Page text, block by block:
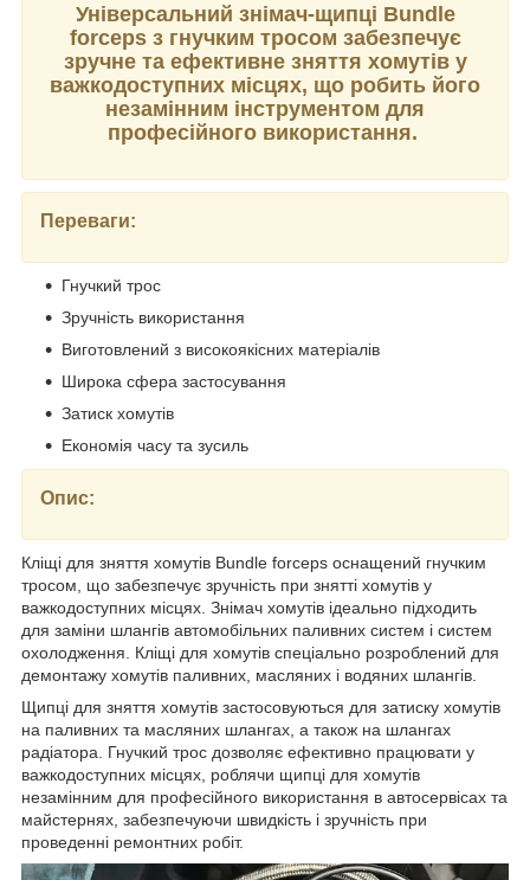
Універсальний знімач-щипці Bundle
forceps з гнучким тросом забезпечує
зручне та ефективне зняття хомутів у
важкодоступних місцях, що робить його
незамінним інструментом для
професійного використання.
Переваги:
Гнучкий трос
Зручність використання
Виготовлений з високоякісних матеріалів
Широка сфера застосування
Затиск хомутів
Економія часу та зусиль
Опис:
Кліщі для зняття хомутів Bundle forceps оснащений гнучким
тросом, що забезпечує зручність при знятті хомутів у
важкодоступних місцях. Знімач хомутів ідеально підходить
для заміни шлангів автомобільних паливних систем і систем
охолодження. Кліщі для хомутів спеціально розроблений для
демонтажу хомутів паливних, масляних і водяних шлангів.
Щипці для зняття хомутів застосовуються для затиску хомутів
на паливних та масляних шлангах, а також на шлангах
радіатора. Гнучкий трос дозволяє ефективно працювати у
важкодоступних місцях, роблячи щипці для хомутів
незамінним для професійного використання в автосервісах та
майстернях, забезпечуючи швидкість і зручність при
проведенні ремонтних робіт.